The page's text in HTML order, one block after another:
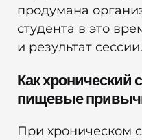
продумана
студента в это
и результат сессии.
Как хронический
пищевые
При хроническом